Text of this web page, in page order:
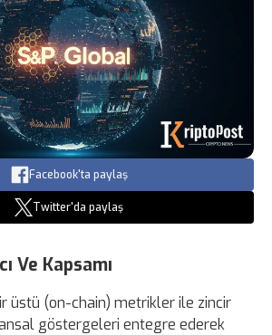
Facebook'ta paylaş
Twitter'da paylaş
Ve Kapsamı
üstü (on-chain) metrikler ile zincir
göstergeleri entegre ederek